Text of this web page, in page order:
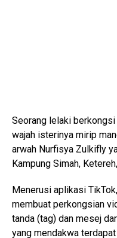
Seorang lelaki
wajah isterinya mirip
arwah Nurfisya Zulkifly
Kampung Simah,
Menerusi aplikasi
membuat perkongsian
tanda (tag) dan mesej
yang mendakwa